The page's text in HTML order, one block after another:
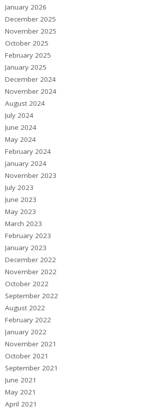
January 2026
December 2025
November 2025
October 2025
February 2025
January 2025
December 2024
November 2024
August 2024
July 2024
June 2024
May 2024
February 2024
January 2024
November 2023
July 2023
June 2023
May 2023
March 2023
February 2023
January 2023
December 2022
November 2022
October 2022
September 2022
August 2022
February 2022
January 2022
November 2021
October 2021
September 2021
June 2021
May 2021
April 2021